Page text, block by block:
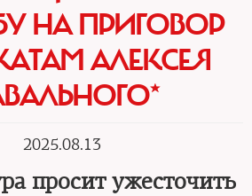
НА ПРИГОВОР
АЛЕКСЕЯ
2025.08.13
просит ужесточить